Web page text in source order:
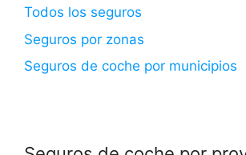
Todos los seguros
Seguros por zonas
Seguros de coche por municipios